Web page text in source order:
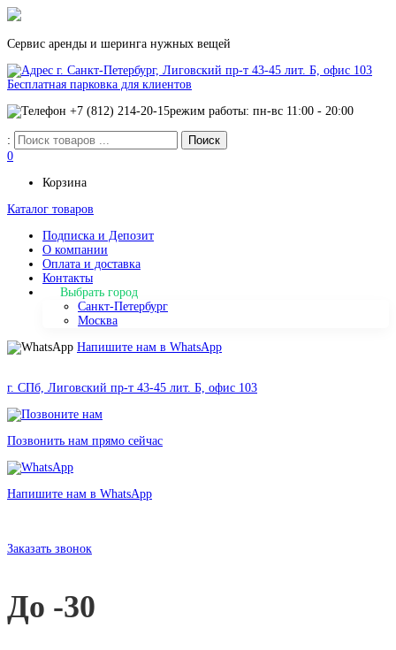
Сервис аренды и шеринга нужных вещей
г. Санкт-Петербург, Лиговский пр-т 43-45 лит. Б, офис 103
Бесплатная парковка для клиентов
+7 (812) 214-20-15режим работы: пн-вс 11:00 - 20:00
:
0
Корзина
Каталог товаров
Подписка и Депозит
О компании
Оплата и доставка
Контакты
Выбрать город
Санкт-Петербург
Москва
Напишите нам в WhatsApp
г. СПб, Лиговский пр-т 43-45 лит. Б, офис 103
Позвонить нам прямо сейчас
Напишите нам в WhatsApp
Заказать звонок
До -30